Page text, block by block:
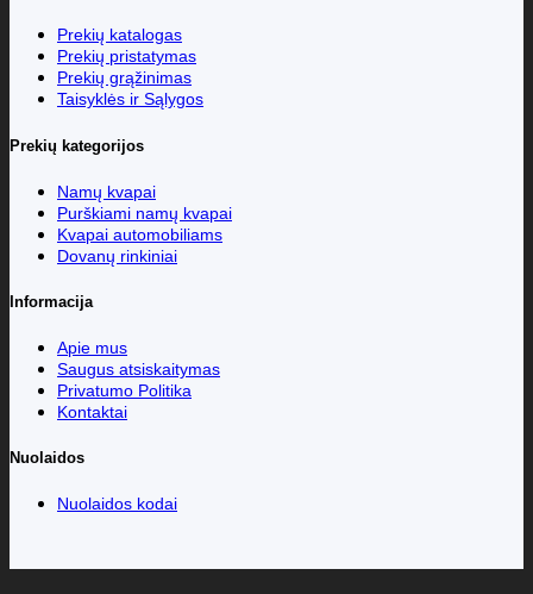
Prekių katalogas
Prekių pristatymas
Prekių grąžinimas
Taisyklės ir Sąlygos
Prekių kategorijos
Namų kvapai
Purškiami namų kvapai
Kvapai automobiliams
Dovanų rinkiniai
Informacija
Apie mus
Saugus atsiskaitymas
Privatumo Politika
Kontaktai
Nuolaidos
Nuolaidos kodai